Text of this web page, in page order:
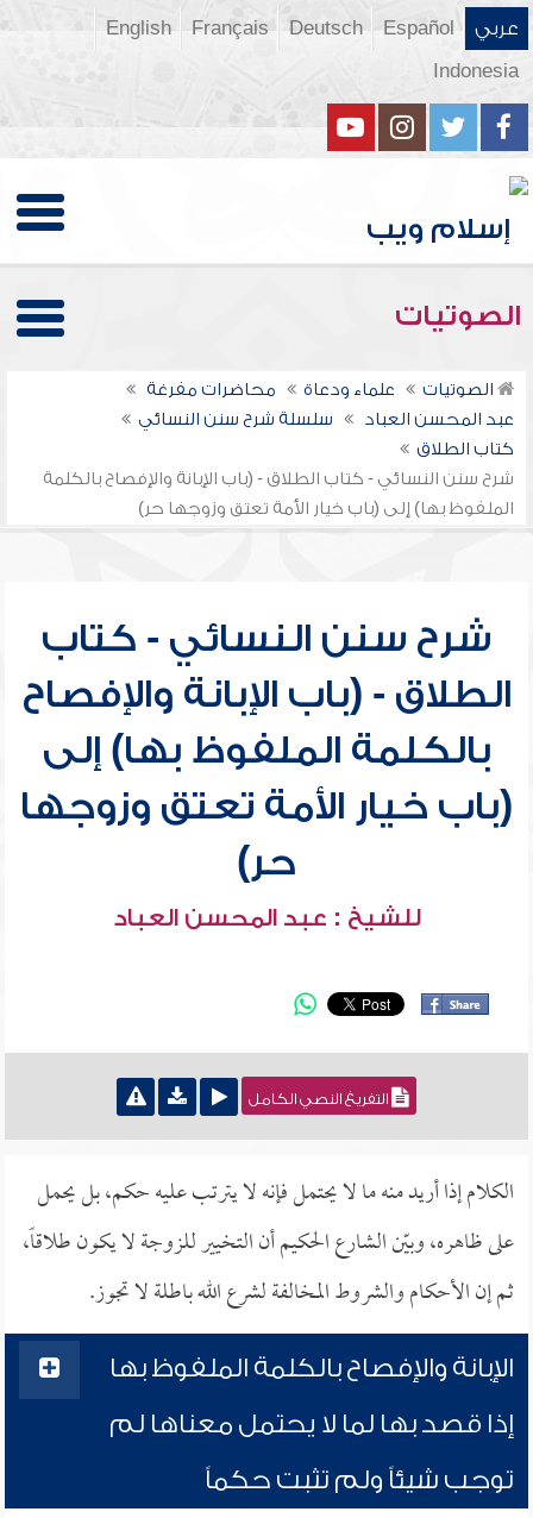
عربي Español
Deutsch
Français
English
Indonesia
الصوتيات
الصوتيات علماء ودعاة
محاضرات مفرغة
عبد المحسن العباد
سلسلة شرح سنن النسائي
كتاب الطلاق
شرح سنن النسائي - كتاب الطلاق - (باب الإبانة والإفصاح بالكلمة
الملفوظ بها) إلى (باب خيار الأمة تعتق وزوجها حر)
شرح سنن النسائي - كتاب
الطلاق - (باب الإبانة والإفصاح
بالكلمة الملفوظ بها) إلى
(باب خيار الأمة تعتق وزوجها
حر)
للشيخ : عبد المحسن العباد
التفريغ النصي الكامل
الكلام إذا أريد منه ما لا يحتمل فإنه لا يترتب عليه حكم، بل يحمل
على ظاهره، وبيّن الشارع الحكيم أن التخيير للزوجة لا يكون طلاقاً،
ثم إن الأحكام والشروط المخالفة لشرع الله باطلة لا تجوز.
الإبانة والإفصاح بالكلمة الملفوظ بها
إذا قصد بها لما لا يحتمل معناها لم
توجب شيئاً ولم تثبت حكماً